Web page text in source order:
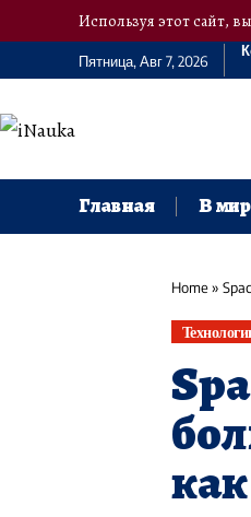
Используя этот сайт,
Пятница, Авг 7, 2026
Главная В
Home»